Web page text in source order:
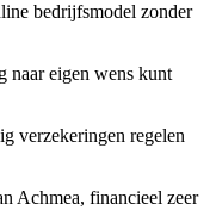
bedrijfsmodel zonder
naar eigen wens kunt
verzekeringen regelen
Achmea, financieel zeer